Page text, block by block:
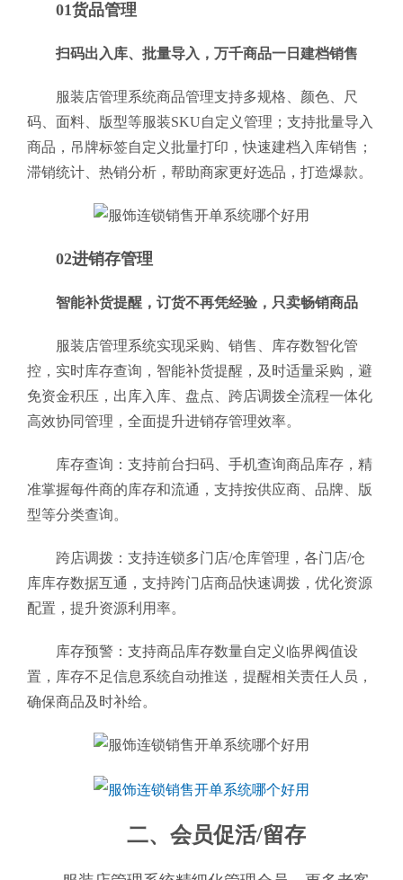
01货品管理
扫码出入库、批量导入，万千商品一日建档销售
服装店管理系统商品管理支持多规格、颜色、尺
码、面料、版型等服装SKU自定义管理；支持批量导入
商品，吊牌标签自定义批量打印，快速建档入库销售；
滞销统计、热销分析，帮助商家更好选品，打造爆款。
02进销存管理
智能补货提醒，订货不再凭经验，只卖畅销商品
服装店管理系统实现采购、销售、库存数智化管
控，实时库存查询，智能补货提醒，及时适量采购，避
免资金积压，出库入库、盘点、跨店调拨全流程一体化
高效协同管理，全面提升进销存管理效率。
库存查询：支持前台扫码、手机查询商品库存，精
准掌握每件商的库存和流通，支持按供应商、品牌、版
型等分类查询。
跨店调拨：支持连锁多门店/仓库管理，各门店/仓
库库存数据互通，支持跨门店商品快速调拨，优化资源
配置，提升资源利用率。
库存预警：支持商品库存数量自定义临界阀值设
置，库存不足信息系统自动推送，提醒相关责任人员，
确保商品及时补给。
二、会员促活/留存